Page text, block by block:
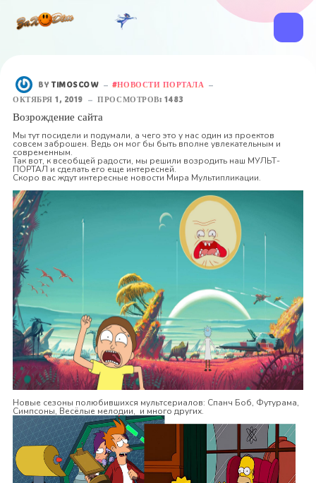
BY TIMOSCOW
НОВОСТИ ПОРТАЛА
ОКТЯБРЯ 1, 2019
ПРОСМОТРОВ: 1483
Возрождение сайта
Мы тут посидели и подумали, а чего это у нас один из проектов
совсем заброшен. Ведь он мог бы быть вполне увлекательным и
современным.
Так вот, к всеобщей радости, мы решили возродить наш МУЛЬТ-
ПОРТАЛ и сделать его еще интересней.
Скоро вас ждут интересные новости Мира Мультипликации.
Новые сезоны полюбившихся мультсериалов: Спанч Боб, Футурама,
Симпсоны, Весёлые мелодии, и много других.